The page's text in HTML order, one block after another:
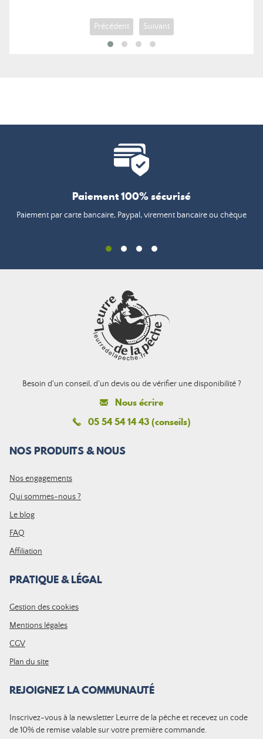
Précédent Suivant
Paiement 100% sécurisé
Paiement par carte bancaire, Paypal, virement bancaire ou chèque
Besoin d'un conseil, d'un devis ou de vérifier une disponibilité ?
Nous écrire
05 54 54 14 43 (conseils)
NOS PRODUITS & NOUS
Nos engagements
Qui sommes-nous ?
Le blog
FAQ
Affiliation
PRATIQUE & LÉGAL
Gestion des cookies
Mentions légales
CGV
Plan du site
REJOIGNEZ LA COMMUNAUTÉ
Inscrivez-vous à la newsletter Leurre de la pêche et recevez un code
de 10% de remise valable sur votre première commande.